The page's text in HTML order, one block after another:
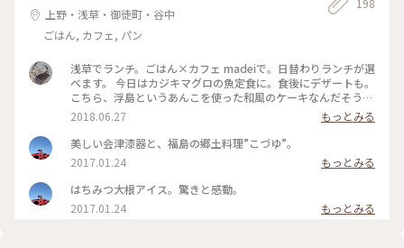
上野・浅草・御徒町・谷中
ごはん, カフェ, パン
浅草でランチ。ごはん×カフェ madeiで。日替わりランチが選
べます。 今日はカジキマグロの魚定食に。食後にデザートも。
こちら、浮島というあんこを使った和風のケーキなんだそう。
抹茶味とレモン味が選べたのでレモンに。しっとりやわらか
く、カステラより密度が高いケーキでした。店主さんが福島出
身だそうで、ゆべしなんかもあってまた行きたくなりました。
#東京#浅草#カフェごはん#スイーツ#カフェ
2018.06.27
もっとみる
美しい会津漆器と、福島の郷土料理”こづゆ”。
2017.01.24
もっとみる
はちみつ大根アイス。驚きと感動。
2017.01.24
もっとみる